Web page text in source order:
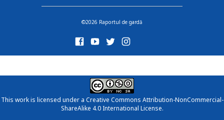
©2026 Raportul de gardă
This work is licensed under a Creative Commons Attribution-NonCommercial-
ShareAlike 4.0 International License.